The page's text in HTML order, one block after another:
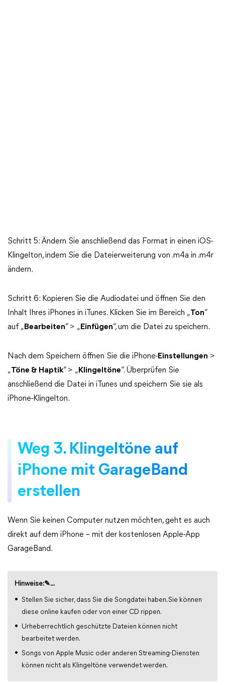
Schritt 5: Ändern Sie anschließend das Format in einen iOS-
Klingelton, indem Sie die Dateierweiterung von .m4a in .m4r
ändern.
Schritt 6: Kopieren Sie die Audiodatei und öffnen Sie den
Inhalt Ihres iPhones in iTunes. Klicken Sie im Bereich „Ton“
auf „ Bearbeiten“ > „ Einfügen“, um die Datei zu speichern.
Nach dem Speichern öffnen Sie die iPhone-Einstellungen >
„Töne & Haptik“ > „ Klingeltöne“. Überprüfen Sie
anschließend die Datei in iTunes und speichern Sie sie als
iPhone-Klingelton.
Weg 3. Klingeltöne auf
iPhone mit GarageBand
erstellen
Wenn Sie keinen Computer nutzen möchten, geht es auch
direkt auf dem iPhone – mit der kostenlosen Apple-App
GarageBand.
Hinweise:✎...
Stellen Sie sicher, dass Sie die Songdatei haben. Sie können
diese online kaufen oder von einer CD rippen.
Urheberrechtlich geschützte Dateien können nicht
bearbeitet werden.
Songs von Apple Music oder anderen Streaming-Diensten
können nicht als Klingeltöne verwendet werden.